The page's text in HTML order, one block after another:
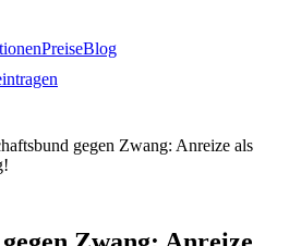
PreiseBlog
gegen Zwang: Anreize als